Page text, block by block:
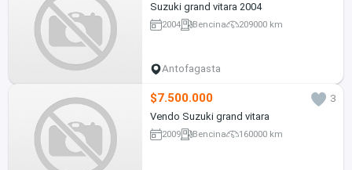
Suzuki grand vitara 2004
2004 Bencina 209000 km
Antofagasta
$7.500.000
3
Vendo Suzuki grand vitara
2009 Bencina 160000 km